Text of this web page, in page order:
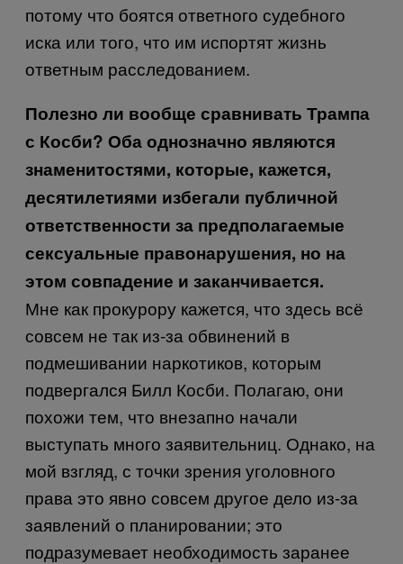
потому что боятся ответного судебного
иска или того, что им испортят жизнь
ответным расследованием.
Полезно ли вообще сравнивать Трампа
с Косби? Оба однозначно являются
знаменитостями, которые, кажется,
десятилетиями избегали публичной
ответственности за предполагаемые
сексуальные правонарушения, но на
этом совпадение и заканчивается.
Мне как прокурору кажется, что здесь всё
совсем не так из-за обвинений в
подмешивании наркотиков, которым
подвергался Билл Косби. Полагаю, они
похожи тем, что внезапно начали
выступать много заявительниц. Однако, на
мой взгляд, с точки зрения уголовного
права это явно совсем другое дело из-за
заявлений о планировании; это
подразумевает необходимость заранее